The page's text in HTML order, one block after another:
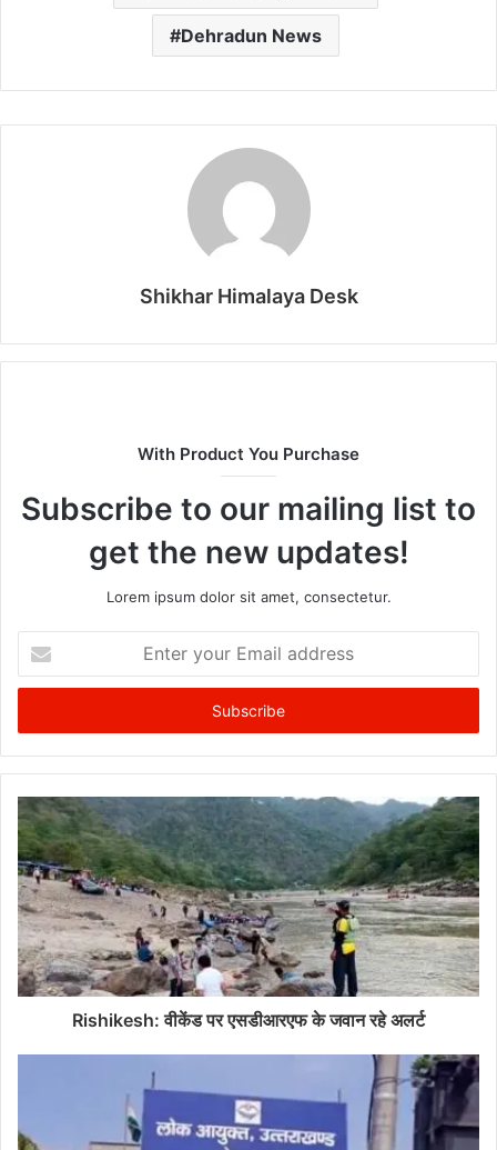
Dehradun News
Shikhar Himalaya Desk
With Product You Purchase
Subscribe to our mailing list to
get the new updates!
Lorem ipsum dolor sit amet, consectetur.
your
Email
Rishikesh: वीकेंड पर एसडीआरएफ के जवान रहे अलर्ट